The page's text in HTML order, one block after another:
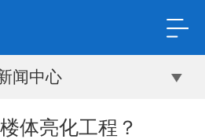
闻中心
体亮化工程？